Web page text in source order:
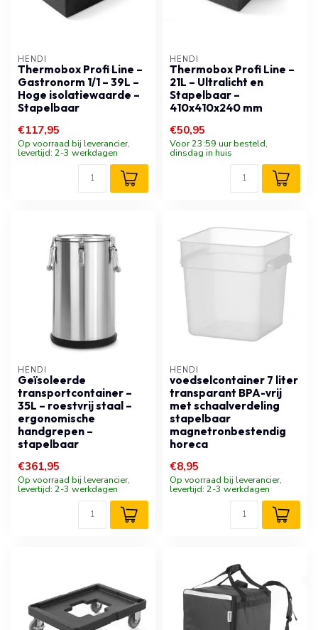
HENDI
Thermobox Profi Line –
Gastronorm 1/1 – 39L –
Hoge isolatiewaarde –
Stapelbaar
€117,95
Op voorraad bij leverancier,
levertijd: 2-3 werkdagen
HENDI
Thermobox Profi Line –
21L – Ultralicht en
Stapelbaar –
410x410x240 mm
€50,95
Voor 23:59 uur besteld,
dinsdag in huis
HENDI
Geïsoleerde
transportcontainer –
35L – roestvrij staal –
ergonomische
handgrepen –
stapelbaar
€361,95
Op voorraad bij leverancier,
levertijd: 2-3 werkdagen
HENDI
voedselcontainer 7 liter
transparant BPA-vrij
met schaalverdeling
stapelbaar
magnetronbestendig
horeca
€8,95
Op voorraad bij leverancier,
levertijd: 2-3 werkdagen